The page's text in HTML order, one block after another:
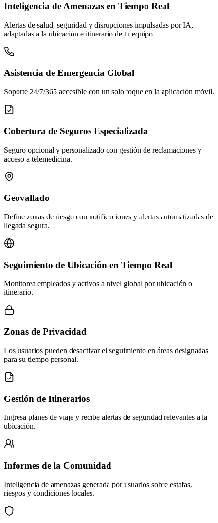
Inteligencia de Amenazas en Tiempo Real
Alertas de salud, seguridad y disrupciones impulsadas por IA,
adaptadas a la ubicación e itinerario de tu equipo.
Asistencia de Emergencia Global
Soporte 24/7/365 accesible con un solo toque en la aplicación móvil.
Cobertura de Seguros Especializada
Seguro opcional y personalizado con gestión de reclamaciones y
acceso a telemedicina.
Geovallado
Define zonas de riesgo con notificaciones y alertas automatizadas de
llegada segura.
Seguimiento de Ubicación en Tiempo Real
Monitorea empleados y activos a nivel global por ubicación o
itinerario.
Zonas de Privacidad
Los usuarios pueden desactivar el seguimiento en áreas designadas
para su tiempo personal.
Gestión de Itinerarios
Ingresa planes de viaje y recibe alertas de seguridad relevantes a la
ubicación.
Informes de la Comunidad
Inteligencia de amenazas generada por usuarios sobre estafas,
riesgos y condiciones locales.